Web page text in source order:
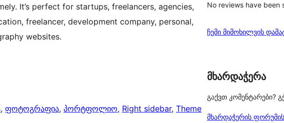
It’s perfect for startups, freelancers, agencies,
freelancer, development company, personal,
websites.
, ფოტოგრაფია, პორტფოლიო, Right sidebar, Theme
No reviews have been
ჩემი მიმოხილვის
მხარდაჭერა
გაქვთ კომენტარები?
მხარდაჭერის ფორუმის